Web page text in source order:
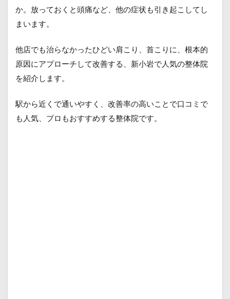
か。放っておくと頭痛など、他の症状も引き起こしてし
まいます。
他店でも治らなかったひどい肩こり、首こりに、根本的
原因にアプローチして改善する、新小岩で人気の整体院
を紹介します。
駅から近くで通いやすく、改善率の高いことで口コミで
も人気、プロもおすすめする整体院です。